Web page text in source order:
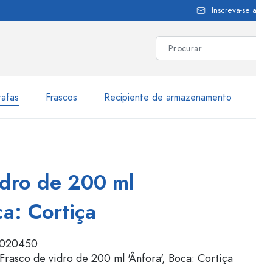
principal Inscreva-se
Frascos Recipiente de armazenamento
Garrafas por marca
Garrafas com tampa mecânica
Frascos de
de 200 ml
Cortiça